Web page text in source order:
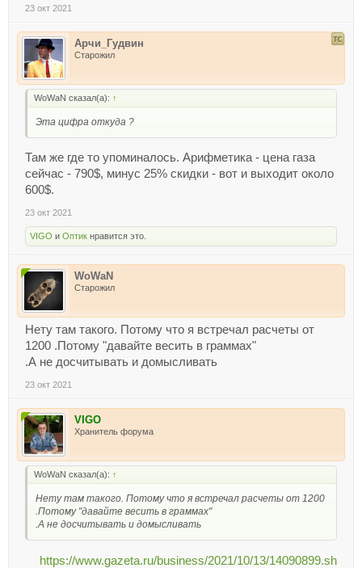
23 окт 2021
Арчи_Гудвин
Старожил
WoWaN сказал(а): ↑
Эта цифра откуда ?
Там же где то упоминалось. Арифметика - цена газа
сейчас - 790$, минус 25% скидки - вот и выходит около
600$.
23 окт 2021
VIGO и Оптик нравится это.
WoWaN
Старожил
Нету там такого. Потому что я встречал расчеты от
1200 .Потому "давайте весить в граммах"
.А не досчитывать и домысливать
23 окт 2021
VIGO
Хранитель форума
WoWaN сказал(а): ↑
Нету там такого. Потому что я встречал расчеты от 1200
.Потому "давайте весить в граммах"
.А не досчитывать и домысливать
https://www.gazeta.ru/business/2021/10/13/14090899.sh